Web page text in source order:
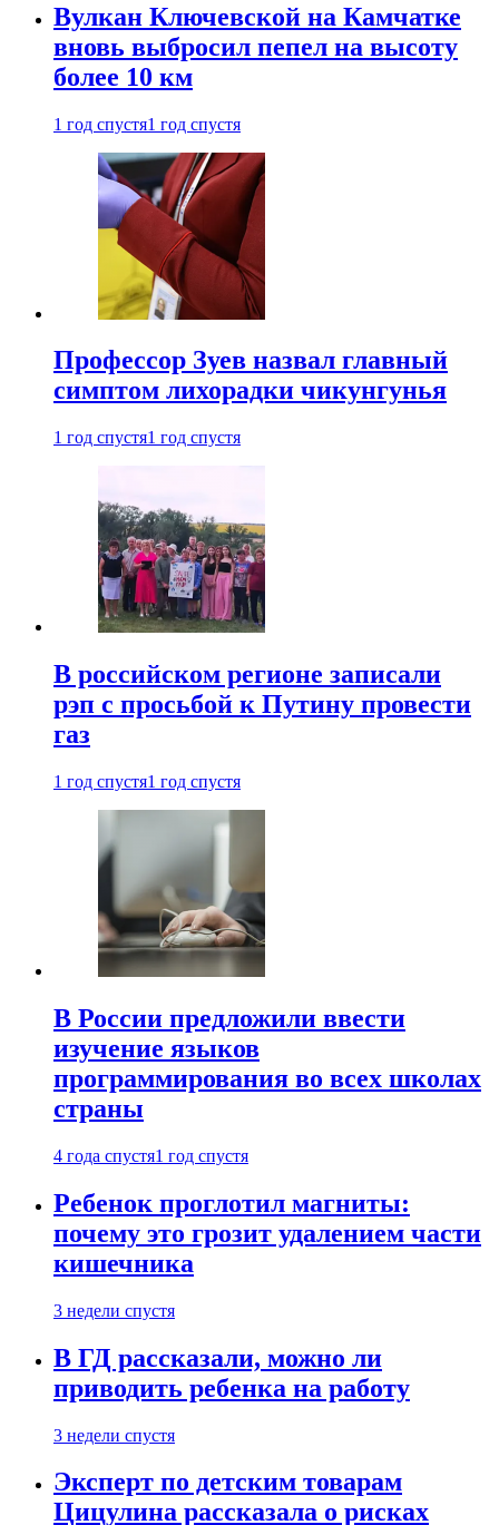
Вулкан Ключевской на Камчатке
вновь выбросил пепел на высоту
более 10 км
1 год спустя1 год спустя
Профессор Зуев назвал главный
симптом лихорадки чикунгунья
1 год спустя1 год спустя
В российском регионе записали
рэп с просьбой к Путину провести
газ
1 год спустя1 год спустя
В России предложили ввести
изучение языков
программирования во всех школах
страны
4 года спустя1 год спустя
Ребенок проглотил магниты:
почему это грозит удалением части
кишечника
3 недели спустя
В ГД рассказали, можно ли
приводить ребенка на работу
3 недели спустя
Эксперт по детским товарам
Цицулина рассказала о рисках